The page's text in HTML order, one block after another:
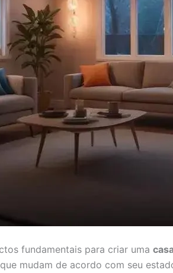
fundamentais para criar uma
mudam de acordo com seu